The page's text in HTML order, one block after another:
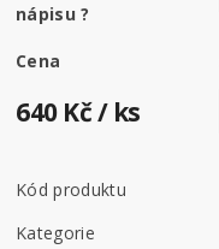
nápisu?
Cena
640 Kč/ ks
Kód produktu
Kategorie